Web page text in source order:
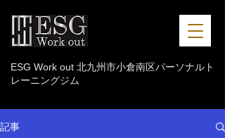
ESG Work out 北九州市小倉南区パーソナルト
レーニングジム
記事